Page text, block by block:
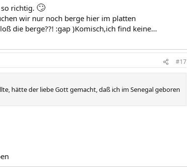
richtig. 🙄
wir nur noch berge hier im platten
die berge??! :gap )Komisch,ich find keine...
#17
hätte der liebe Gott gemacht, daß ich im Senegal geboren